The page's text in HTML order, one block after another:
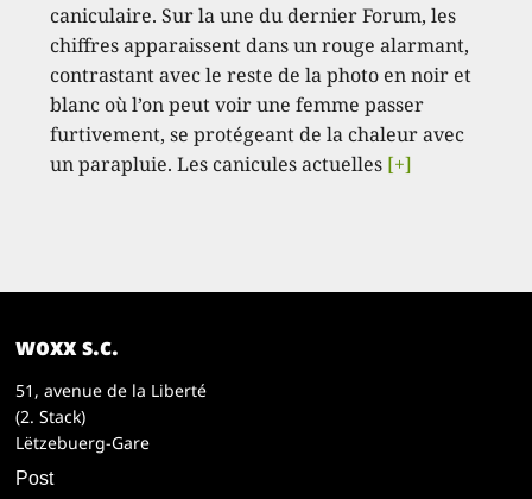
caniculaire. Sur la une du dernier Forum, les
chiffres apparaissent dans un rouge alarmant,
contrastant avec le reste de la photo en noir et
blanc où l’on peut voir une femme passer
furtivement, se protégeant de la chaleur avec
un parapluie. Les canicules actuelles [+]
woxx s.c.
51, avenue de la Liberté
(2. Stack)
Lëtzebuerg-Gare
Post